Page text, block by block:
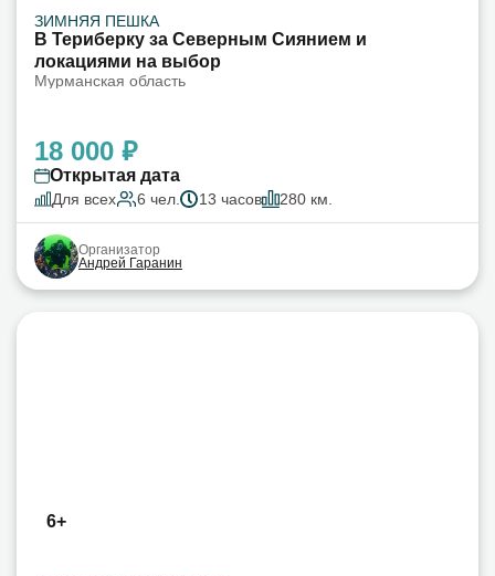
ЗИМНЯЯ ПЕШКА
В Териберку за Северным Сиянием и
локациями на выбор
Мурманская область
18 000 ₽
Открытая дата
Для всех 6 чел. 13 часов 280 км.
Организатор
Андрей Гаранин
6+